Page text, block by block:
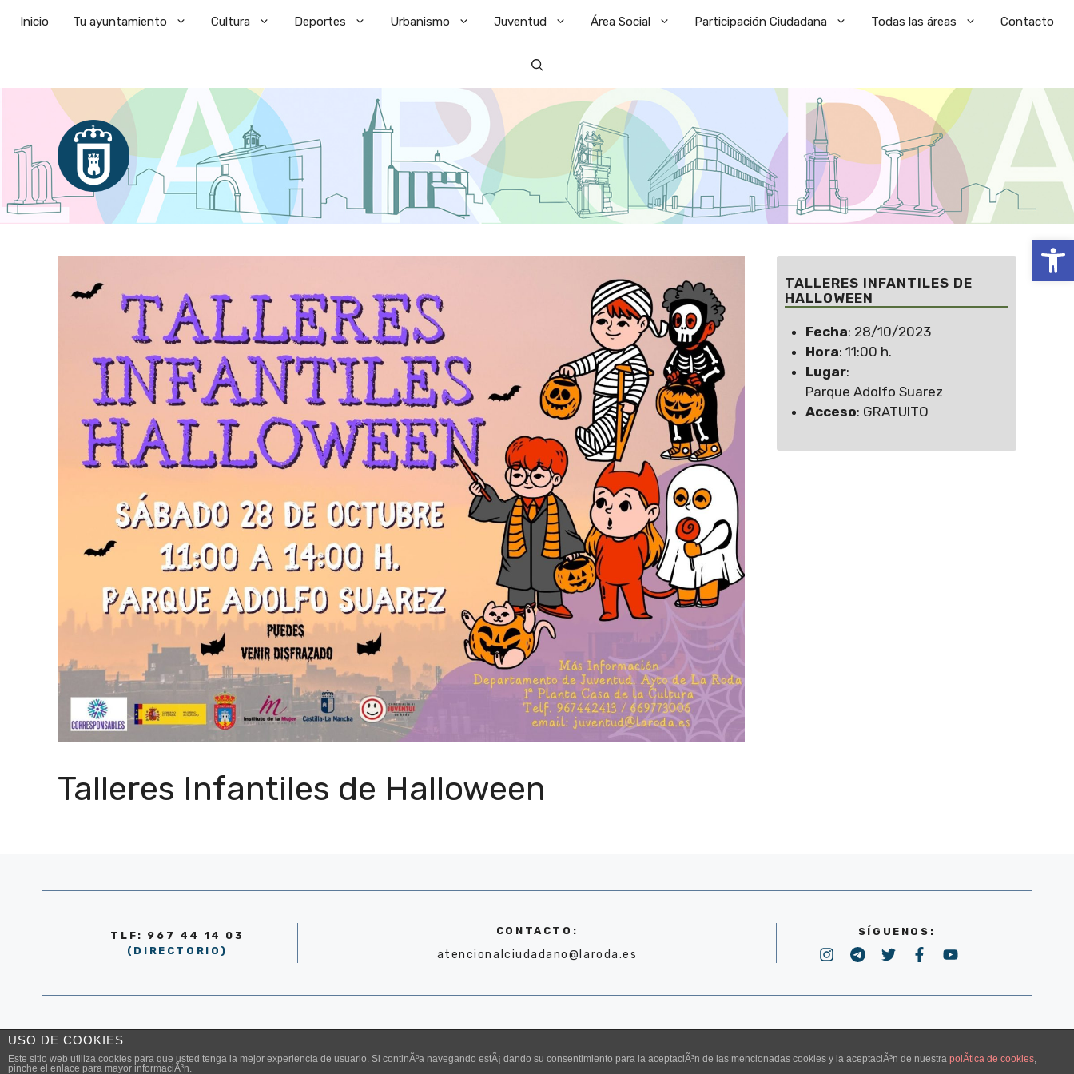
Abrir
Inicio Tu ayuntamiento Cultura Deportes Urbanismo Juventud Área Social Participación Ciudadana Todas las áreas Contacto
Talleres Infantiles de Halloween
TALLERES INFANTILES DE
HALLOWEEN
Fecha: 28/10/2023
Hora: 11:00 h.
Lugar:
Parque Adolfo Suarez
Acceso: GRATUITO
TLF: 967 44 14 03
(DIRECTORIO)
CONTACTO:
atencionalciudadano@laroda.es
SÍGUENOS:
© AYUNTAMIENTO DE LA RODA 2026
USO DE COOKIES
Este sitio web utiliza cookies para que usted tenga la mejor experiencia de usuario. Si continÃºa navegando estÃ¡ dando su consentimiento para la aceptaciÃ³n de las mencionadas cookies y la aceptaciÃ³n de nuestra polÃ­tica de cookies,
pinche el enlace para mayor informaciÃ³n.